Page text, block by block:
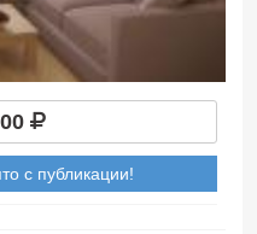
с публикации!